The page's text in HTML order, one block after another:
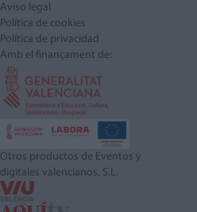
Aviso legal
Política de cookies
Política de privacidad
Amb el finançament de:
Otros productos de Eventos y
digitales valencianos, S.L.